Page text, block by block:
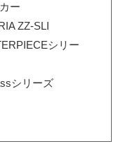
ー
ZZ-SLI
シリー
シリーズ